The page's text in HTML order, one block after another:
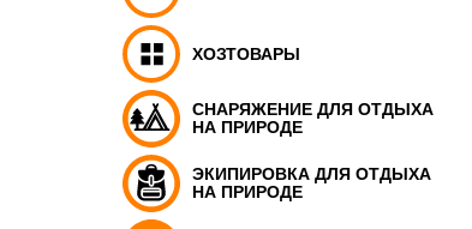
ХОЗТОВАРЫ
СНАРЯЖЕНИЕ ДЛЯ ОТДЫХА
НА ПРИРОДЕ
ЭКИПИРОВКА ДЛЯ ОТДЫХА
НА ПРИРОДЕ